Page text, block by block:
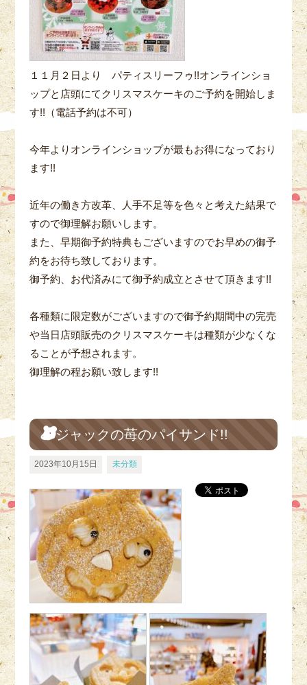
１１月２日より パティスリーフゥ!!オンラインショ
ップと店頭にてクリスマスケーキのご予約を開始しま
す!!（電話予約は不可）
今年よりオンラインショップが最もお得になっており
ます!!
近年の働き方改革、人手不足等を色々と考えた結果で
すので御理解お願いします。
また、早期御予約特典もございますのでお早めの御予
約をお待ち致しております。
御予約、お代済みにて御予約成立とさせて頂きます!!
各種類に限定数がございますので御予約期間中の完売
や当日店頭販売のクリスマスケーキは種類が少なくな
ることが予想されます。
御理解の程お願い致します!!
ジャックの苺のパイサンド!!
2023年10月15日 未分類